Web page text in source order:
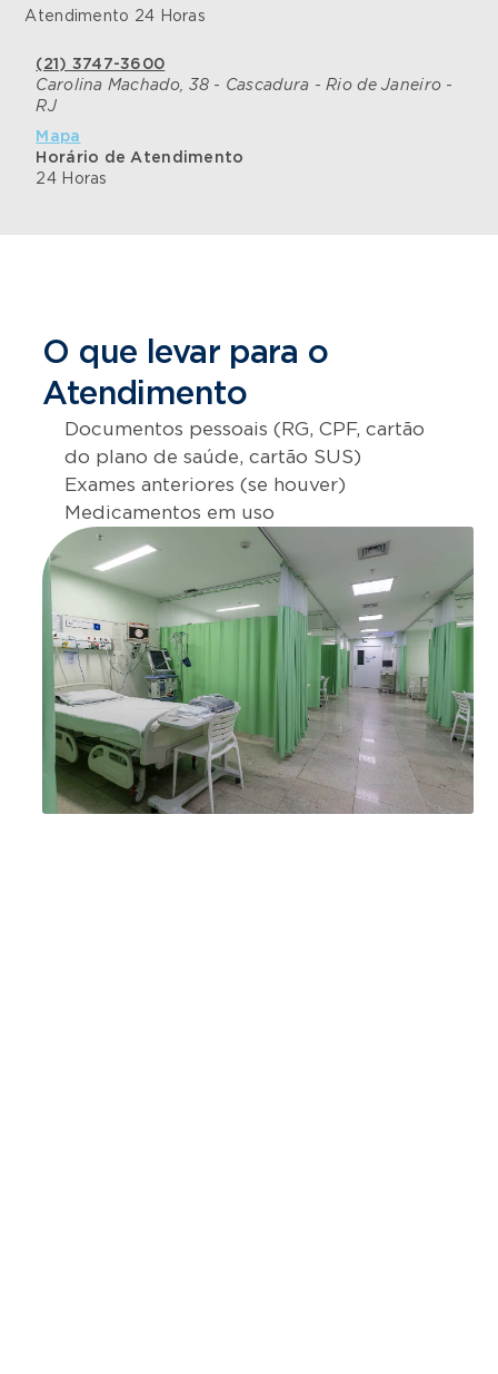
Atendimento 24 Horas
(21) 3747-3600
Carolina Machado, 38 - Cascadura - Rio de Janeiro -
RJ
Mapa
Horário de Atendimento
24 Horas
O que levar para o
Atendimento
Documentos pessoais (RG, CPF, cartão
do plano de saúde, cartão SUS)
Exames anteriores (se houver)
Medicamentos em uso